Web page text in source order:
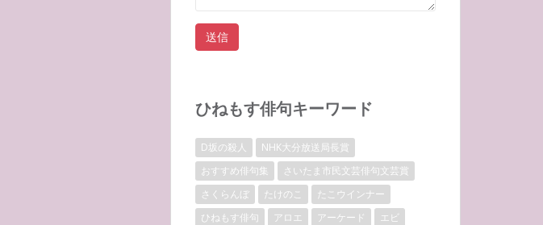
ひねもす俳句キーワード
D坂の殺人
NHK大分放送局長賞
おすすめ俳句集
さいたま市民文芸俳句文芸賞
さくらんぼ
たけのこ
たこウインナー
ひねもす俳句
アロエ アーケード
エビ